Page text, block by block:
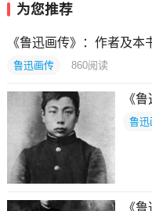
为您推荐
《鲁迅画传》：作者及本
鲁迅画传 860阅读
《
鲁迅
《